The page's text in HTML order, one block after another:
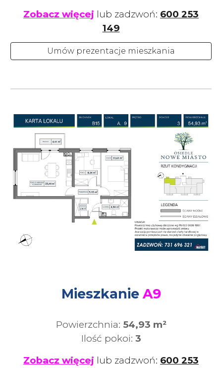
Zobacz więcej lub zadzwoń: 600 253
149
Umów prezentacje mieszkania
Mieszkanie A9
Powierzchnia: 54,93 m²
Ilość pokoi: 3
Zobacz więcej lub zadzwoń: 600 253